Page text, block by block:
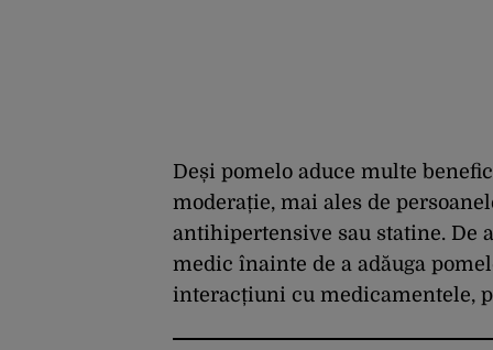
Deși pomelo aduce multe
moderație, mai ales de
antihipertensive sau statine. De
medic înainte de a adăuga
interacțiuni cu medicamentele,